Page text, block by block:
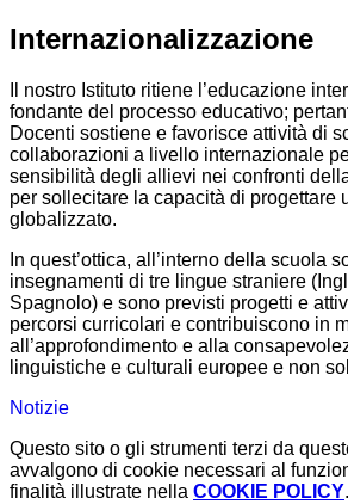
Internazionalizzazione
Il nostro Istituto ritiene l’educazione
fondante del processo educativo;
Docenti sostiene e favorisce attività di
collaborazioni a livello internazionale
sensibilità degli allievi nei confronti
per sollecitare la capacità di progettare
globalizzato.
In quest’ottica, all’interno della scuola
insegnamenti di tre lingue straniere
Spagnolo) e sono previsti progetti e
percorsi curricolari e contribuiscono in
all’approfondimento e alla
linguistiche e culturali europee e non
Notizie
Questo sito o gli strumenti terzi da
avvalgono di cookie necessari al
finalità illustrate nella COOKIE POLICY.